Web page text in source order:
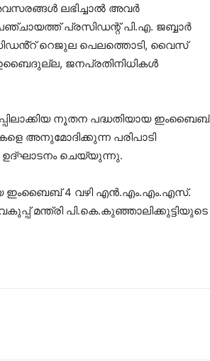
ലഭിച്ചാൽ അവർ
പ്രസിഡന്റ് പി.എ. ജബ്ബാർ
റെജുല പെലത്തൊടി, വൈസ്
ജനപ്രതിനിധികൾ
നൂതന പദ്ധതിയായ ഇംബൈബ്
അനുമോദിക്കുന്ന പരിപാടി
ഉദ്ഘാടനം ചെയ്യുന്നു.
ഇംബൈബ് 4 വഴി എന്‍.എം.എം.എസ്.
മന്ത്രി പി.കെ.കുഞ്ഞാലിക്കുട്ടിയുടെ